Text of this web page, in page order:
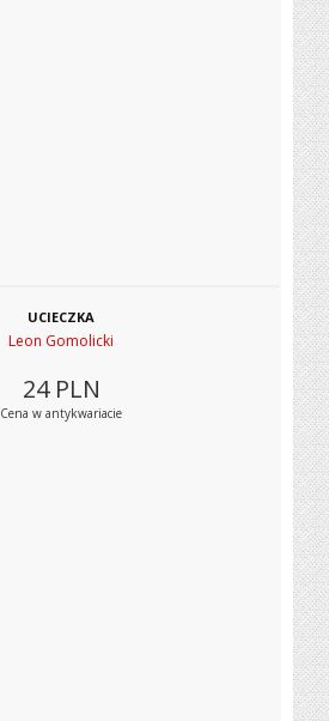
UCIECZKA
Leon Gomolicki
24 PLN
Cena w antykwariacie